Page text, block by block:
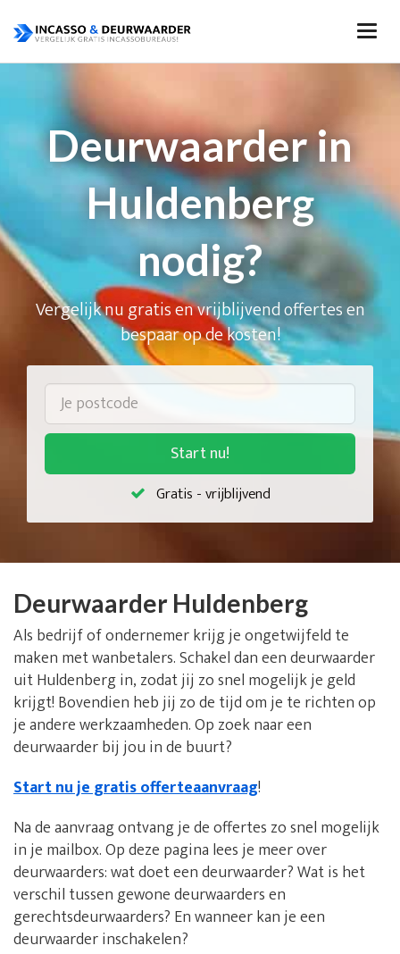
Deurwaarder in
Huldenberg
nodig?
Vergelijk nu gratis en vrijblijvend offertes en
bespaar op de kosten!
Start nu!
Gratis - vrijblijvend
Deurwaarder Huldenberg
Als bedrijf of ondernemer krijg je ongetwijfeld te
maken met wanbetalers. Schakel dan een deurwaarder
uit Huldenberg in, zodat jij zo snel mogelijk je geld
krijgt! Bovendien heb jij zo de tijd om je te richten op
je andere werkzaamheden. Op zoek naar een
deurwaarder bij jou in de buurt?
Start nu je gratis offerteaanvraag!
Na de aanvraag ontvang je de offertes zo snel mogelijk
in je mailbox. Op deze pagina lees je meer over
deurwaarders: wat doet een deurwaarder? Wat is het
verschil tussen gewone deurwaarders en
gerechtsdeurwaarders? En wanneer kan je een
deurwaarder inschakelen?